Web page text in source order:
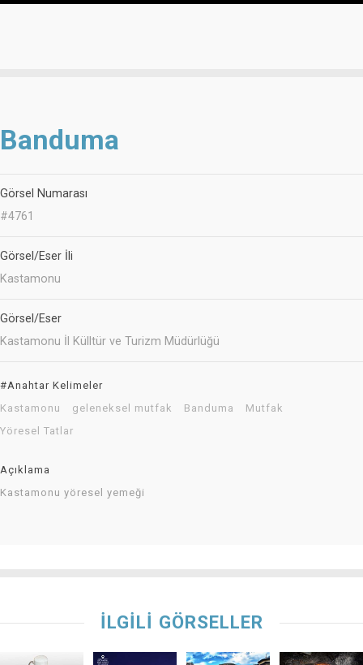
Banduma
Görsel Numarası
#4761
Görsel/Eser İli
Kastamonu
Görsel/Eser
Kastamonu İl Külltür ve Turizm Müdürlüğü
#Anahtar Kelimeler
Kastamonu
geleneksel mutfak Banduma
Mutfak
Yöresel Tatlar
Açıklama
Kastamonu yöresel yemeği
İLGİLİ GÖRSELLER